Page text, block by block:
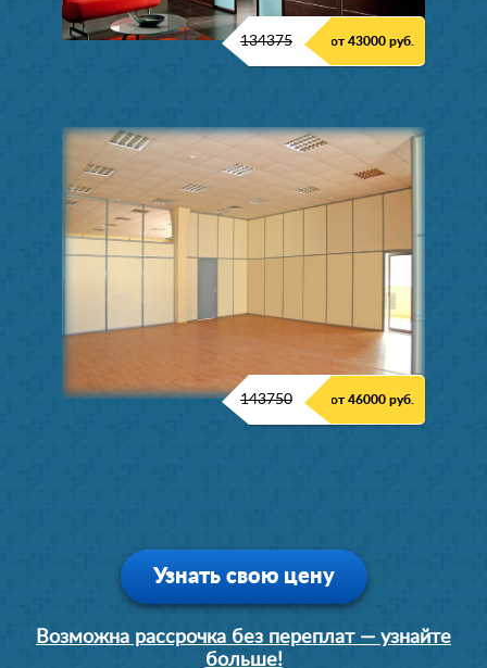
134375 от 43000 руб.
143750 от 46000 руб.
Узнать свою цену
Возможна рассрочка без переплат — узнайте
больше!